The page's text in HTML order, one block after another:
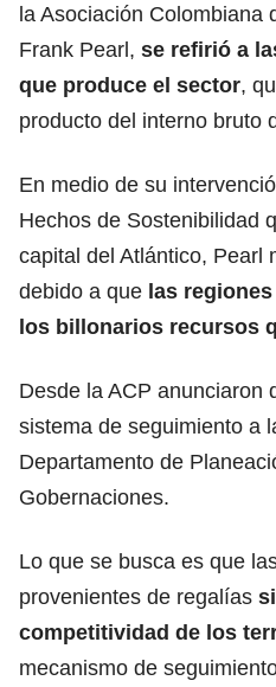
la Asociación Colombiana
Frank Pearl, se refirió a
que produce el sector,
producto del interno bruto
En medio de su
Hechos de Sostenibilidad
capital del Atlántico, Pearl
debido a que las
los billonarios recursos
Desde la ACP anunciaron
sistema de seguimiento a
Departamento de
Gobernaciones.
Lo que se busca es que
provenientes de regalías
competitividad de los
mecanismo de